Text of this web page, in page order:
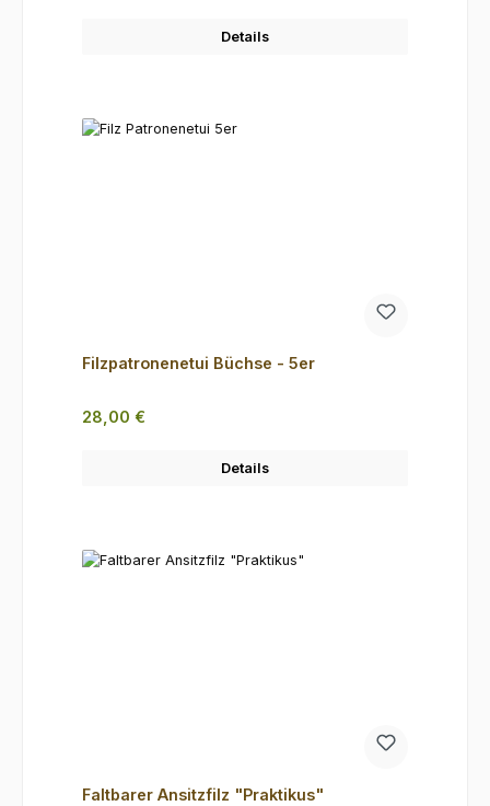
Details
Filzpatronenetui Büchse - 5er
Regulärer Preis:
28,00 €
Details
Faltbarer Ansitzfilz "Praktikus"